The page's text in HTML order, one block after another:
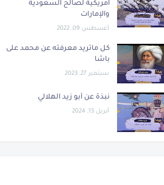
امريكية لصالح السعودية
والإمارات
أغسطس 09, 2022
كل ماتريد معرفته عن محمد على
باشا
سبتمبر 27, 2023
نبذة عن أبو زيد الهلالي
أبريل 13, 2024